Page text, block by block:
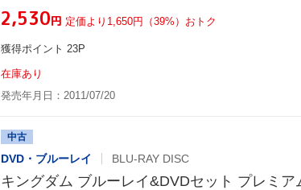
¥2,530円 定価より1,650円（39%）おトク
獲得ポイント 23P
在庫あり
発売年月日：2011/07/20
中古
DVD・ブルーレイ BLU-RAY DISC
キングダム ブルーレイ&DVDセット プレミア